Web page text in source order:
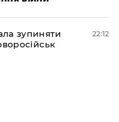
зупиняти
22:12